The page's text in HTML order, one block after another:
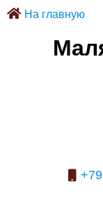
На главную